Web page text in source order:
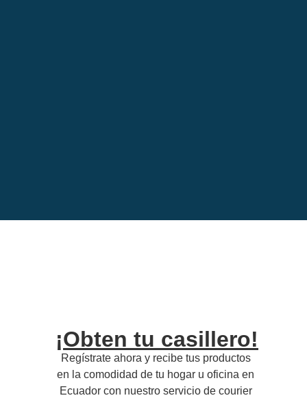
¡Obten tu casillero!
Regístrate ahora y recibe tus productos
en la comodidad de tu hogar u oficina en
Ecuador con nuestro servicio de courier